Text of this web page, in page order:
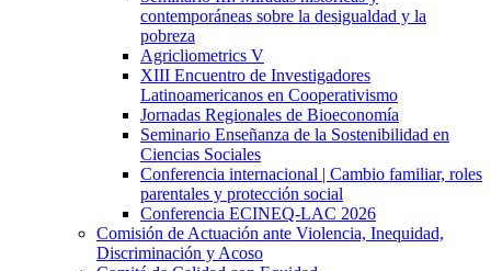
contemporáneas sobre la desigualdad y la
pobreza
Agricliometrics V
XIII Encuentro de Investigadores
Latinoamericanos en Cooperativismo
Jornadas Regionales de Bioeconomía
Seminario Enseñanza de la Sostenibilidad en
Ciencias Sociales
Conferencia internacional | Cambio familiar, roles
parentales y protección social
Conferencia ECINEQ-LAC 2026
Comisión de Actuación ante Violencia, Inequidad,
Discriminación y Acoso